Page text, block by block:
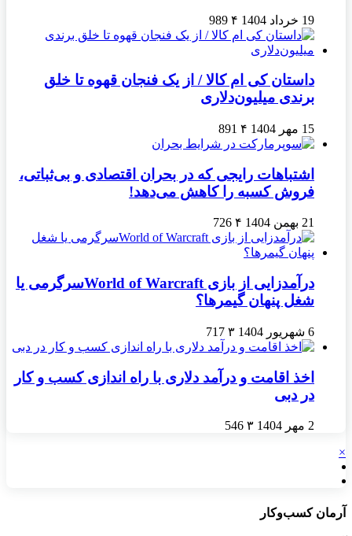
19 خرداد 1404 ۴ 989
داستان کی ام کالا / از یک فنجان قهوه تا خلق
برندی میلیون‌دلاری
15 مهر 1404 ۴ 891
اشتباهات رایجی که در بحران اقتصادی و بی‌ثباتی،
فروش کسبه را کاهش می‌دهد!
21 بهمن 1404 ۴ 726
درآمدزایی از بازی World of Warcraftسرگرمی یا
شغل پنهان گیمرها؟
6 شهریور 1404 ۳ 717
اخذ اقامت و درآمد دلاری با راه اندازی کسب و کار
در دبی
2 مهر 1404 ۳ 546
×
آرمان کسب‌وکار